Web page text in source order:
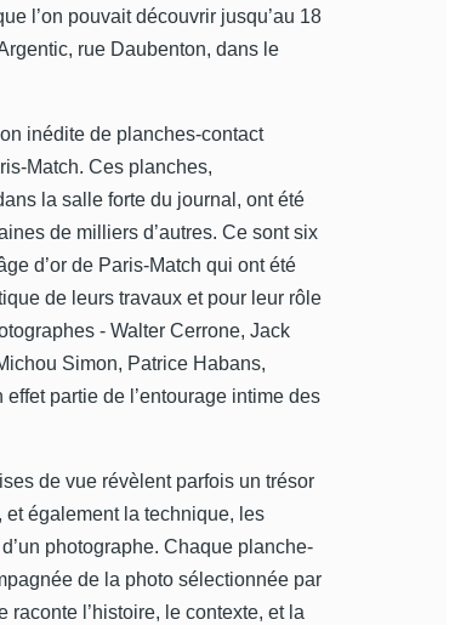
l’on pouvait découvrir jusqu’au 18
rue Daubenton, dans le
inédite de planches-contact
Match. Ces planches,
la salle forte du journal, ont été
de milliers d’autres. Ce sont six
d’or de Paris-Match qui ont été
de leurs travaux et pour leur rôle
- Walter Cerrone, Jack
Simon, Patrice Habans,
partie de l’entourage intime des
de vue révèlent parfois un trésor
et également la technique, les
photographe. Chaque planche-
de la photo sélectionnée par
raconte l’histoire, le contexte, et la